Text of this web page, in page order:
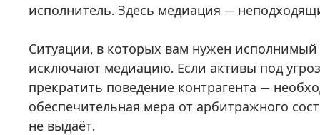
исполнитель. Здесь медиация —
Ситуации, в которых вам нужен
исключают медиацию. Если активы под
прекратить поведение контрагента —
обеспечительная мера от арбитражного
не выдаёт.